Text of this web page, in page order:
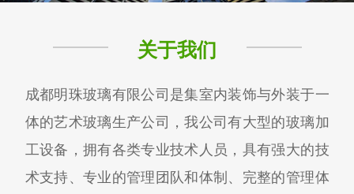
关于我们
成都明珠玻璃有限公司是集室内装饰与外装于一
体的艺术玻璃生产公司，我公司有大型的玻璃加
工设备，拥有各类专业技术人员，具有强大的技
术支持、专业的管理团队和体制、完整的管理体